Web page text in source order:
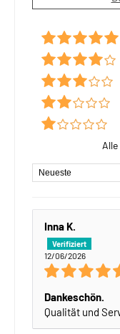
Sort by
Inna K.
12/06/2026
Dankeschön.
Qualität und